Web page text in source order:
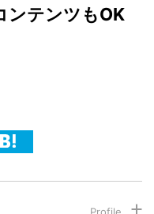
ンテンツもOK
ーク